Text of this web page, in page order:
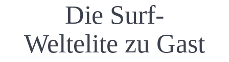
Die Surf-
Weltelite zu Gast